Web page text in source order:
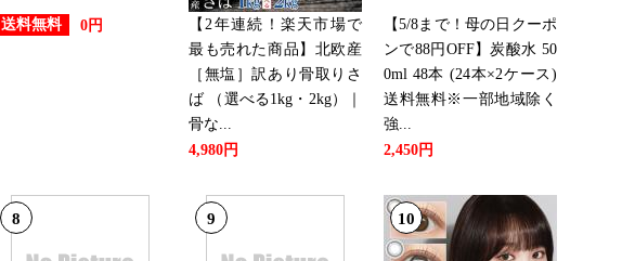
送料無料 0円
【2年連続！楽天市場で
最も売れた商品】北欧産
［無塩］訳あり骨取りさ
ば （選べる1kg・2kg）｜
骨な...
4,980円
【5/8まで！母の日クーポ
ンで88円OFF】炭酸水 50
0ml 48本 (24本×2ケース)
送料無料※一部地域除く
強...
2,450円
8 9 10